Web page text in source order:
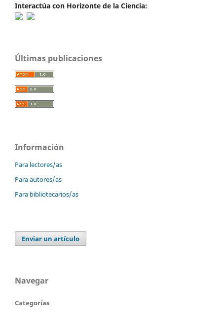
Interactúa con Horizonte de la Ciencia:
Últimas publicaciones
Información
Para lectores/as
Para autores/as
Para bibliotecarios/as
Enviar un artículo
Navegar
Categorías